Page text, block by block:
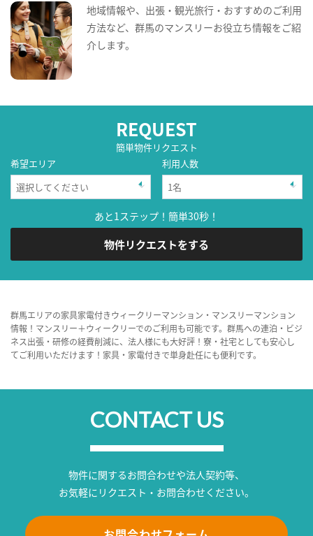
地域情報や、出張・観光旅行・おすすめのご利用
方法など、群馬のマンスリーお役立ち情報をご紹
介します。
REQUEST
簡単物件リクエスト
希望エリア
利用人数
あと1ステップ！簡単30秒！
物件リクエストをする
群馬エリアの家具家電付きウィークリーマンション・マンスリーマンション
情報！マンスリー＋ウィークリーでのご利用も可能です。群馬への連泊・ビジ
ネス出張・研修の経費削減に、法人様にも大好評！寮・社宅としても安心し
てご利用いただけます！家具・家電付きで単身赴任にも便利です。
CONTACT US
物件に関するお問合わせや法人契約等、
お気軽にリクエスト・お問合わせください。